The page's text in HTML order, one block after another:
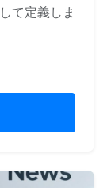
て定義しま